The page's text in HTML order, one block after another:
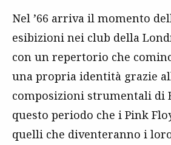
Nel ’66 arriva il momento
esibizioni nei club della
con un repertorio che
una propria identità grazie
composizioni strumentali di
questo periodo che i Pink
quelli che diventeranno i